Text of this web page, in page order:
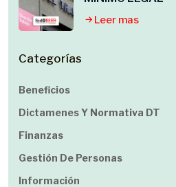
Leer mas
Categorías
Beneficios
Dictamenes Y Normativa DT
Finanzas
Gestión De Personas
Información